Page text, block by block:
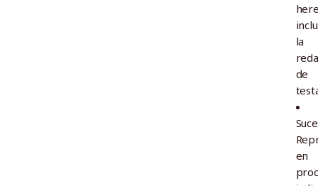
la
de
en